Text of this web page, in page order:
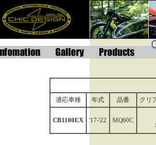
適応車種
年式 品番 クリ
CB1100EX '17-'22 MQ60C